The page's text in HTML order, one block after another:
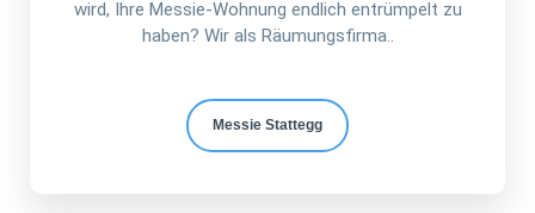
wird, Ihre Messie-Wohnung endlich entrümpelt zu
haben? Wir als Räumungsfirma..
Messie Stattegg